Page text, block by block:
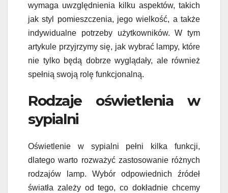
wymaga uwzględnienia kilku aspektów, takich
jak styl pomieszczenia, jego wielkość, a także
indywidualne potrzeby użytkowników. W tym
artykule przyjrzymy się, jak wybrać lampy, które
nie tylko będą dobrze wyglądały, ale również
spełnią swoją rolę funkcjonalną.
Rodzaje oświetlenia w
sypialni
Oświetlenie w sypialni pełni kilka funkcji,
dlatego warto rozważyć zastosowanie różnych
rodzajów lamp. Wybór odpowiednich źródeł
światła zależy od tego, co dokładnie chcemy